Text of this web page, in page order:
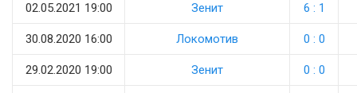
02.05.2021 19:00 Зенит 6 : 1
30.08.2020 16:00 Локомотив 0 : 0
29.02.2020 19:00 Зенит 0 : 0